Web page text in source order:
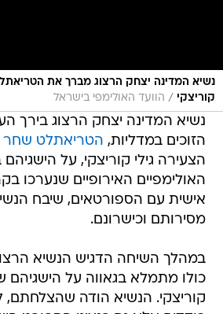
נשיא המדינה יצחק הרצוג מברך את
קוריצקי / הוועד האולימפי בישראל
נשיא המדינה יצחק הרצוג בירך
הזוכים במדליות, הטריאתלט שחר
הצעירה גילי קוריצקי, על
האולימפיים האירופיים שנערכו
אישית עם הספורטאים, שיבח
מסירותם וכישרונם.
במהלך השיחה הדגיש הנשיא
כולו מתמלא בגאווה על הישגיהם
קוריצקי. הנשיא הודה